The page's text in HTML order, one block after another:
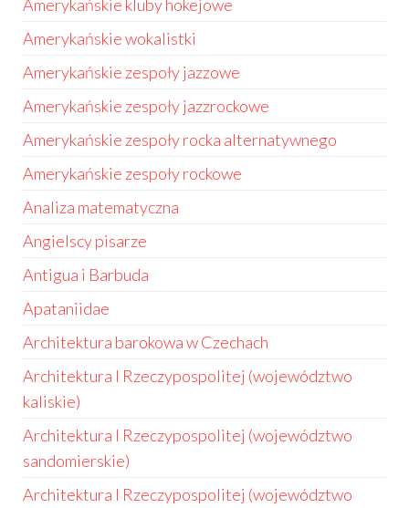
Amerykańskie kluby hokejowe
Amerykańskie wokalistki
Amerykańskie zespoły jazzowe
Amerykańskie zespoły jazzrockowe
Amerykańskie zespoły rocka alternatywnego
Amerykańskie zespoły rockowe
Analiza matematyczna
Angielscy pisarze
Antigua i Barbuda
Apataniidae
Architektura barokowa w Czechach
Architektura I Rzeczypospolitej (województwo
kaliskie)
Architektura I Rzeczypospolitej (województwo
sandomierskie)
Architektura I Rzeczypospolitej (województwo